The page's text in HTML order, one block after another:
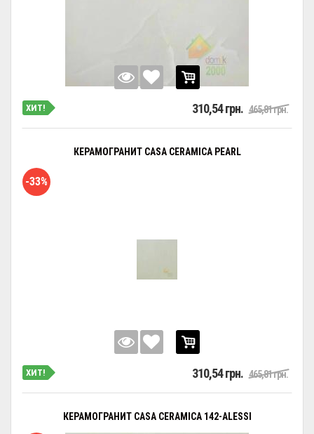
ХИТ! 310,54 грн. 465,81 грн.
КЕРАМОГРАНИТ CASA CERAMICA PEARL
-33%
ХИТ! 310,54 грн. 465,81 грн.
КЕРАМОГРАНИТ CASA CERAMICA 142-ALESSI